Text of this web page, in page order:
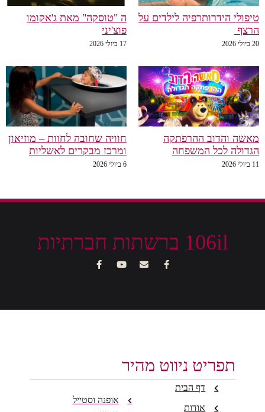
טיפולי הידרותרפיה לילדים על
הרצף
20 ביולי 2026
ה "טוסקה" מאת ג'אקומו
פוצ'יני
17 ביולי 2026
מאשה והדוב ההרפתקה
הגדולה לכל המשפחה
11 ביולי 2026
חוויה שחובה לחוות – מוזיאון
ומרכז מבקרים לאשליות
6 ביולי 2026
106il ברשתות חברתיות
תפריט ניווט מהיר
דף הבית
אודות
אופנה וסטייל